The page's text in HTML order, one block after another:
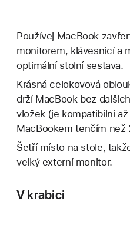
Používej MacBook
monitorem, klávesnicí a
optimální stolní sestava.
Krásná celokovová
drží MacBook bez
vložek (je kompatibilní
MacBookem tenčím než
Šetří místo na stole,
velký externí monitor.
V krabici